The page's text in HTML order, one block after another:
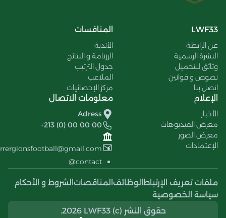
LWF33
عن الرابطة
النشرة الرسمية
وثائق للتحميل
نصوص و قوانين
اتصل بنا
المنافسات
الأندية
الرزنامة و النتائج
جدول الترتيب
الملاعب
مركز الإحصائيات
الإعلام
الأخبار
معرض الفيديوهات
معرض الصور
الإعتمادات
معلومات الاتصال
Adress
+213 (0) 00 00 00
contact@
ملفات تعريف الإرتباط الوظائف المناقصات الشروط و الأحكام
سياسة الخصوصية
حقوق النشر (c) 2026 LWF33.